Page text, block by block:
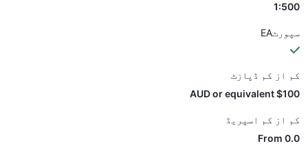
1:500
سپورٹEA
کم از کم ڈپازٹ
$100 AUD or equivalent
کم از کم اسپریڈ
From 0.0